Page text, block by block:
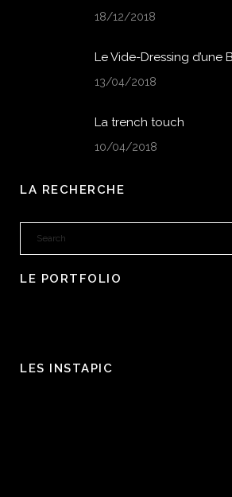
18/12/2018
Le Vide-Dressing d’une
13/04/2018
La trench touch
10/04/2018
LA RECHERCHE
LE PORTFOLIO
LES INSTAPIC